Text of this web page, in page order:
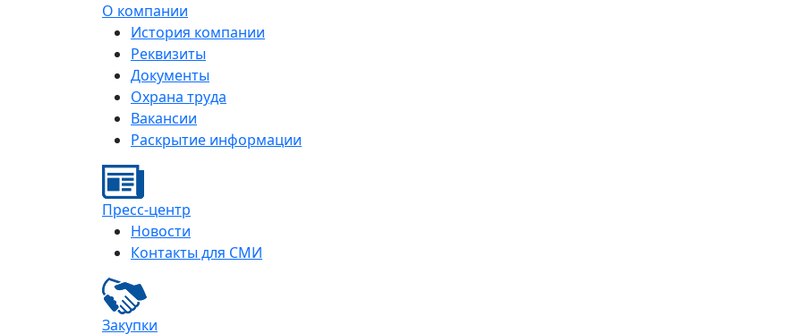
О компании
История компании
Реквизиты
Документы
Охрана труда
Вакансии
Раскрытие информации
Пресс-центр
Новости
Контакты для СМИ
Закупки